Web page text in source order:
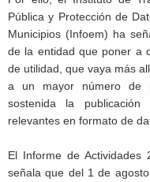
Pública y Protección de
Municipios (Infoem) ha
de la entidad que poner a
de utilidad, que vaya más
a un mayor número de
sostenida la
relevantes en formato de
El Informe de Actividades
señala que del 1 de